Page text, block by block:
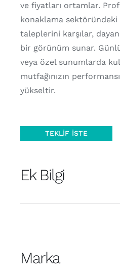
ve fiyatları ortamlar.
konaklama sektöründeki
taleplerini karşılar,
bir görünüm sunar.
veya özel sunumlarda
mutfağınızın
yükseltir.
TEKLIF İSTE
Ek Bilgi
Marka